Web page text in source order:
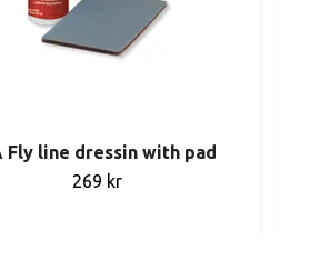
Fly line dressin with pad
269 kr